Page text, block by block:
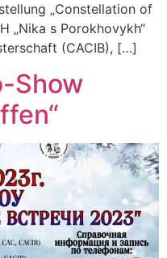
„Constellation of
„Nika s Porokhovykh“
(CACIB), […]
Show